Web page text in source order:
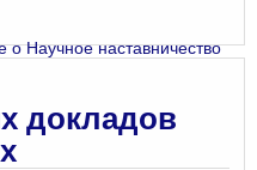
о Научное наставничество
докладов